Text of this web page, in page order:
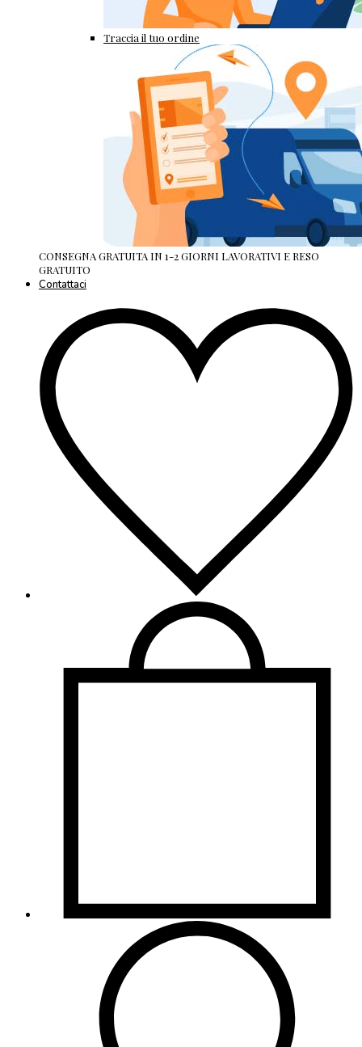
Traccia il tuo ordine
CONSEGNA GRATUITA IN 1-2 GIORNI LAVORATIVI E RESO
GRATUITO
Contattaci